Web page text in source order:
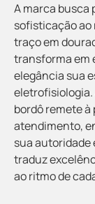
A marca busca
sofisticação ao
traço em
transforma em
elegância sua
eletrofisiologia.
bordô remete
atendimento,
sua autoridade
traduz
ao ritmo de